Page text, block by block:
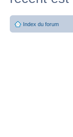
Index du forum